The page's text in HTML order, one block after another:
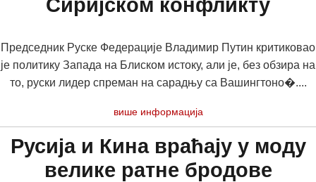
Сиријском конфликту
Председник Руске Федерације Владимир Путин критиковао
је политику Запада на Блиском истоку, али је, без обзира на
то, руски лидер спреман на сарадњу са Вашингтоно�....
више информација
Русија и Кина враћају у моду
велике ратне бродове